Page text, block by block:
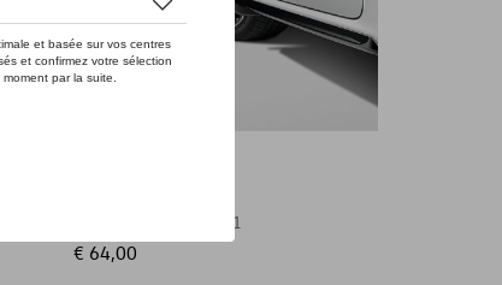
Referentie: 3J0075111
€ 64,00